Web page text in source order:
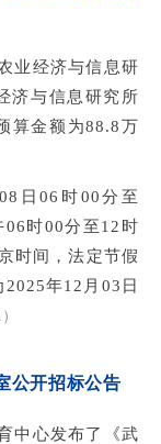
业经济与信息研
济与信息研究所
算金额为88.8万
日06时00分至
时00分至12时
时间，法定节假
年12月03日
公开招标公告
中心发布了《武